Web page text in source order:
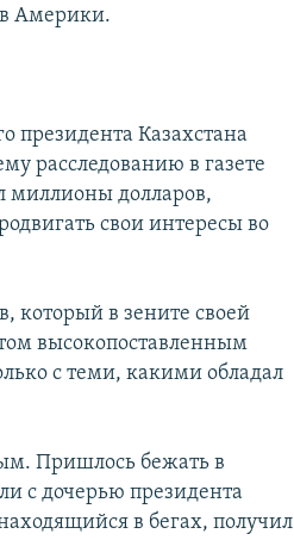
Америки.
президента Казахстана
расследованию в газете
миллионы долларов,
свои интересы во
который в зените своей
высокопоставленным
с теми, какими обладал
Пришлось бежать в
с дочерью президента
в бегах, получил